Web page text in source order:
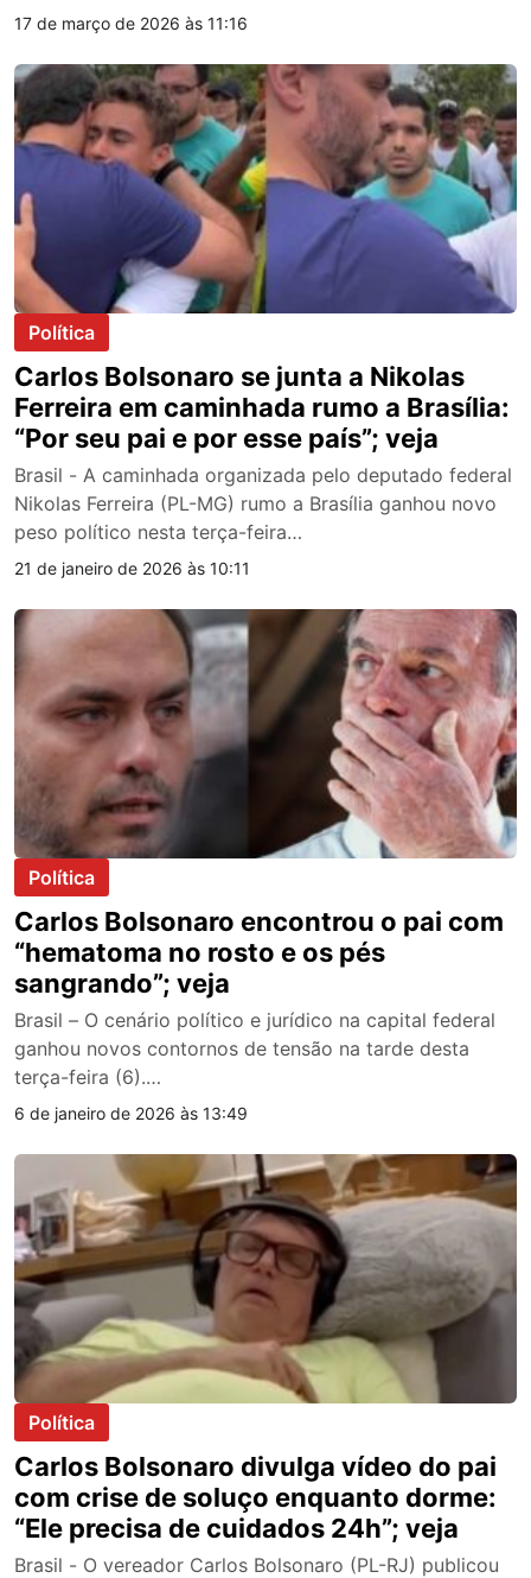
17 de março de 2026 às 11:16
Política
Carlos Bolsonaro se junta a Nikolas
Ferreira em caminhada rumo a Brasília:
“Por seu pai e por esse país”; veja
Brasil - A caminhada organizada pelo deputado federal
Nikolas Ferreira (PL-MG) rumo a Brasília ganhou novo
peso político nesta terça-feira…
21 de janeiro de 2026 às 10:11
Política
Carlos Bolsonaro encontrou o pai com
“hematoma no rosto e os pés
sangrando”; veja
Brasil – O cenário político e jurídico na capital federal
ganhou novos contornos de tensão na tarde desta
terça-feira (6).…
6 de janeiro de 2026 às 13:49
Política
Carlos Bolsonaro divulga vídeo do pai
com crise de soluço enquanto dorme:
“Ele precisa de cuidados 24h”; veja
Brasil - O vereador Carlos Bolsonaro (PL-RJ) publicou